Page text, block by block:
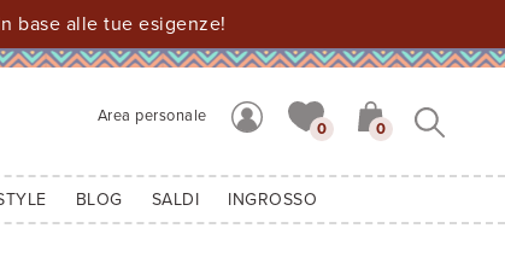
base alle tue esigenze!
Area personale
0 0
BLOG SALDI INGROSSO